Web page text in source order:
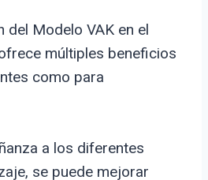
del Modelo VAK en el
múltiples beneficios
como para
a los diferentes
se puede mejorar